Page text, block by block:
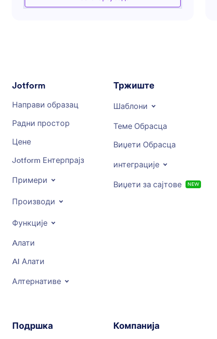
ефикасних догађаја за прикупљање
средстава или праћењу вашег напретка у
прикупљању средстава, овај помоћник је ту
да подржи ваше циљеве.
Jotform
Направи образац
Радни простор
Цене
Jotform Ентерпрајз
Примери
Производи
Функције
Aлати
AI Алати
Алтернативе
Тржиште
Шаблони
Теме Обрасца
Виџети Обрасца
интеграције
Виџети за сајтове NEW
Подршка Компанија